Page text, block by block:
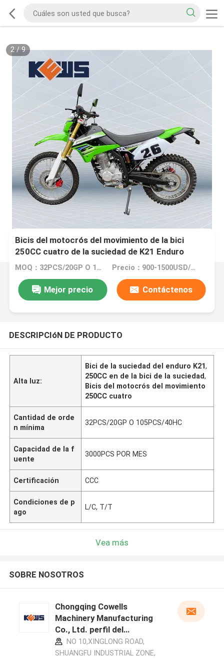
2/9
Bicis del motocrós del movimiento de la bici
250CC cuatro de la suciedad de K21 Enduro
encendido de la bici de la suciedad
MOQ：32PCS/20GP O 105PCS/40HC Precio：900-1500USD/PIECE
Mejor precio Contáctenos
DESCRIPCIóN DE PRODUCTO
Alta luz:
Bici de la suciedad del enduro K21,
250CC en de la bici de la suciedad,
Bicis del motocrós del movimiento
250CC cuatro
Cantidad de orde
n mínima
32PCS/20GP O 105PCS/40HC
Capacidad de la f
uente
3000PCS POR MES
Certificación CCC
Condiciones de p
ago
L/C, T/T
Vea más
SOBRE NOSOTROS
Chongqing Cowells
Machinery Manufacturing
Co., Ltd. perfil del
fabricante
NO 10,XINGLONG ROAD,
SHUANGFU INDUSTRIAL ZONE,